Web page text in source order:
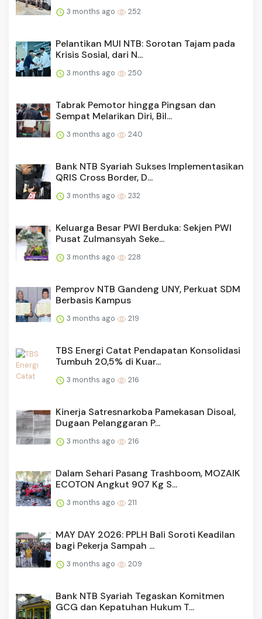
3 months ago 252
Pelantikan MUI NTB: Sorotan Tajam pada
Krisis Sosial, dari N...
3 months ago 250
Tabrak Pemotor hingga Pingsan dan
Sempat Melarikan Diri, Bil...
3 months ago 240
Bank NTB Syariah Sukses Implementasikan
QRIS Cross Border, D...
3 months ago 232
Keluarga Besar PWI Berduka: Sekjen PWI
Pusat Zulmansyah Seke...
3 months ago 228
Pemprov NTB Gandeng UNY, Perkuat SDM
Berbasis Kampus
3 months ago 219
TBS Energi Catat Pendapatan Konsolidasi
Tumbuh 20,5% di Kuar...
3 months ago 216
Kinerja Satresnarkoba Pamekasan Disoal,
Dugaan Pelanggaran P...
3 months ago 216
Dalam Sehari Pasang Trashboom, MOZAIK
ECOTON Angkut 907 Kg S...
3 months ago 211
MAY DAY 2026: PPLH Bali Soroti Keadilan
bagi Pekerja Sampah ...
3 months ago 209
Bank NTB Syariah Tegaskan Komitmen
GCG dan Kepatuhan Hukum T...